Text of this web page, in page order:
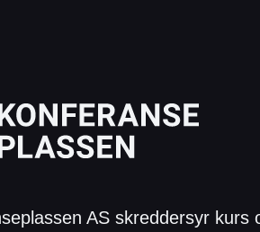
AS skreddersyr kurs